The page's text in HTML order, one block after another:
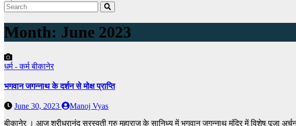
Month: June 2023
धर्म - कर्मबीकानेर
भगवान जगन्नाथ के दर्शन से मोक्ष प्राप्ति
June 30, 2023
Manoj Vyas
बीकानेर । आज श्रीधरानंद सरस्वती गुरु महाराज के सानिध्य में भगवान जगन्नाथ मंदिर में विशेष पूजा